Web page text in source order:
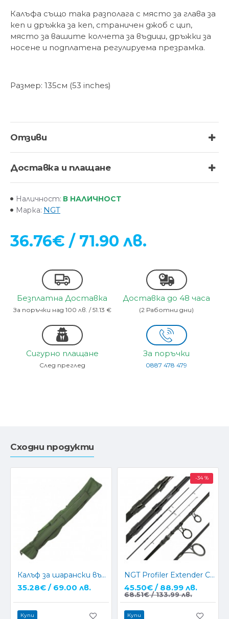
Калъфа също така разполага с място за глава за
кеп и дръжка за кеп, страничен джоб с цип,
място за вашите колчета за въдици, дръжки за
носене и подплатена регулируема презрамка.
Размер: 135см (53 inches)
Отзиви
Доставка и плащане
Наличност: В НАЛИЧНОСТ
Марка: NGT
36.76€ / 71.90 лв.
Безплатна Доставка
За поръчки над 100 лв. / 51.13 €
Доставка до 48 часа
(2 Работни дни)
Сигурно плащане
След преглед
За поръчки
0887 478 479
Сходни продукти
Калъф за шарански въдици NGT Carp 3+3 Rod Holdall 618
35.28€ / 69.00 лв.
Купи
-34 %
NGT Profiler Extender Carp Rod 12Ft 3Lb Compact
45.50€ / 88.99 лв.
68.51€ / 133.99 лв.
Купи